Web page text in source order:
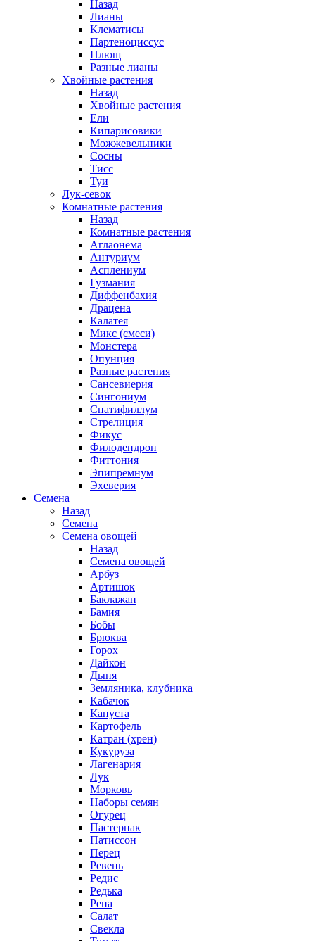
Назад
Лианы
Клематисы
Партеноциссус
Плющ
Разные лианы
Хвойные растения
Назад
Хвойные растения
Ели
Кипарисовики
Можжевельники
Сосны
Тисс
Туи
Лук-севок
Комнатные растения
Назад
Комнатные растения
Аглаонема
Антуриум
Асплениум
Гузмания
Диффенбахия
Драцена
Калатея
Микс (смеси)
Монстера
Опунция
Разные растения
Сансевиерия
Сингониум
Спатифиллум
Стрелиция
Фикус
Филодендрон
Фиттония
Эпипремнум
Эхеверия
Семена
Назад
Семена
Семена овощей
Назад
Семена овощей
Арбуз
Артишок
Баклажан
Бамия
Бобы
Брюква
Горох
Дайкон
Дыня
Земляника, клубника
Кабачок
Капуста
Картофель
Катран (хрен)
Кукуруза
Лагенария
Лук
Морковь
Наборы семян
Огурец
Пастернак
Патиссон
Перец
Ревень
Редис
Редька
Репа
Салат
Свекла